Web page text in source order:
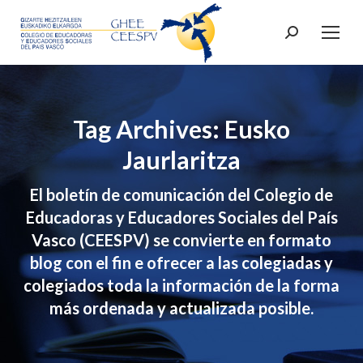
Search:
Tag Archives: Eusko
Jaurlaritza
El boletín de comunicación del Colegio de
Educadoras y Educadores Sociales del País
Vasco (CEESPV) se convierte en formato
blog con el fin e ofrecer a las colegiadas y
colegiados toda la información de la forma
más ordenada y actualizada posible.